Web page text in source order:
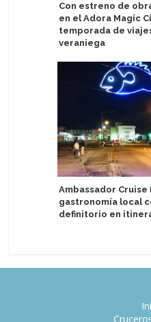
Con estreno de
en el Adora Magic
temporada de
veraniega
Ambassador
gastronomía local
definitorio en